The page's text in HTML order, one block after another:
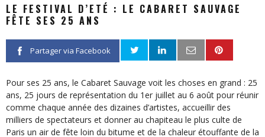
LE FESTIVAL D’ETÉ : LE CABARET SAUVAGE
FÊTE SES 25 ANS
Partager via Facebook
Pour ses 25 ans, le Cabaret Sauvage voit les choses en grand : 25
ans, 25 jours de représentation du 1er juillet au 6 août pour réunir
comme chaque année des dizaines d’artistes, accueillir des
milliers de spectateurs et donner au chapiteau le plus culte de
Paris un air de fête loin du bitume et de la chaleur étouffante de la